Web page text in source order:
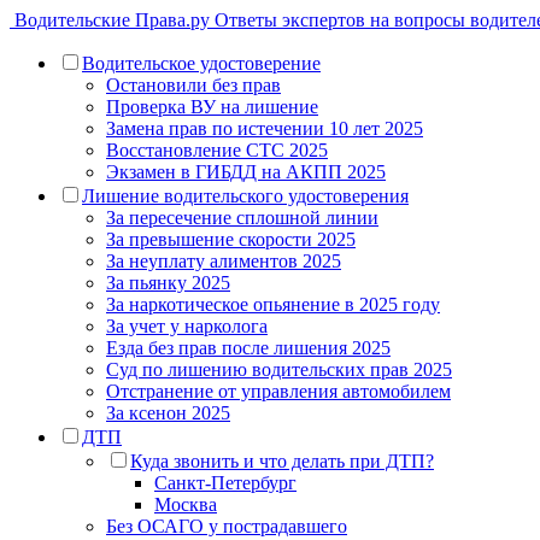
Водительские Права.ру Ответы экспертов на вопросы
Водительское удостоверение
Остановили без прав
Проверка ВУ на лишение
Замена прав по истечении 10 лет 2025
Восстановление СТС 2025
Экзамен в ГИБДД на АКПП 2025
Лишение водительского удостоверения
За пересечение сплошной линии
За превышение скорости 2025
За неуплату алиментов 2025
За пьянку 2025
За наркотическое опьянение в 2025 году
За учет у нарколога
Езда без прав после лишения 2025
Суд по лишению водительских прав 2025
Отстранение от управления автомобилем
За ксенон 2025
ДТП
Куда звонить и что делать при ДТП?
Санкт-Петербург
Москва
Без ОСАГО у пострадавшего